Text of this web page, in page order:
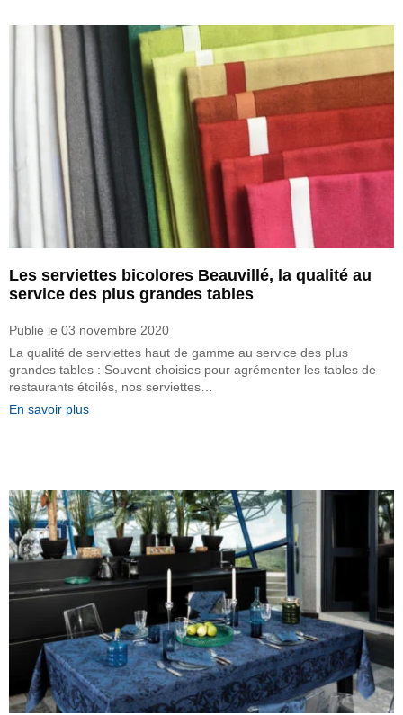
Les serviettes bicolores Beauvillé, la qualité au
service des plus grandes tables
Publié le 03 novembre 2020
La qualité de serviettes haut de gamme au service des plus
grandes tables : Souvent choisies pour agrémenter les tables de
restaurants étoilés, nos serviettes…
En savoir plus